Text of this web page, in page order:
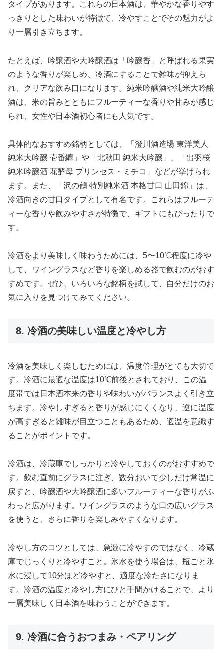
タイプがあります。これらの日本酒は、華やかな香りやす
っきりとした味わいが特徴で、冷やすことでその魅力がよ
り一層引き立ちます。
たとえば、吟醸酒や大吟醸酒は「吟醸香」と呼ばれる果実
のような香りが楽しめ、冷酒にすることで雑味が抑えら
れ、クリアな飲み口になります。純米吟醸酒や純米大吟醸
酒は、米の旨みとともにフルーティーな香りや甘みが感じ
られ、女性や日本酒初心者にも人気です。
具体的なおすすめ銘柄としては、「澄川酒造場 東洋美人
純米大吟醸 壱番纏」や「北秋田 純米大吟醸」、「出羽桜
純米吟醸酒 花酵母 プリンセス・ミチコ」などが挙げられ
ます。また、「沢の鶴 特別純米酒 本格甘口 山田錦」は、
冷酒向きの甘口タイプとして有名です。これらはフルーテ
ィーな香りや飲みやすさが特徴で、ギフトにもぴったりで
す。
冷酒をより美味しく味わうためには、5〜10℃程度に冷や
して、ワイングラスなど香りを楽しめる器で飲むのがおす
すめです。ぜひ、いろいろな銘柄を試して、自分だけのお
気に入りを見つけてみてください。
8. 冷酒の美味しい温度と冷やし方
冷酒を美味しく楽しむためには、温度管理がとても大切で
す。冷酒に最適な温度は10℃前後とされており、この温
度帯では日本酒本来の香りや味わいがバランスよく引き立
ちます。冷やしすぎると香りが感じにくくなり、逆に温度
が高すぎると雑味が目立つこともあるため、適温を意識す
ることがポイントです。
冷酒は、冷蔵庫でしっかりと冷やしておくのがおすすめで
す。飲む直前にグラスに注ぎ、数分おいて少しだけ常温に
戻すと、吟醸酒や大吟醸酒に多いフルーティーな香りがふ
わっと広がります。ワイングラスのような口の広いグラス
を使うと、さらに香りを楽しみやすくなります。
冷やし方のコツとしては、急激に冷やすのではなく、冷蔵
庫でじっくりと冷やすこと。氷水を使う場合は、瓶ごと氷
水に浸して10分ほど冷やすと、適度な冷たさになりま
す。冷酒の温度と冷やし方にひと手間かけることで、より
一層美味しく日本酒を味わうことができます。
9. 冷酒に合うおつまみ・ペアリング